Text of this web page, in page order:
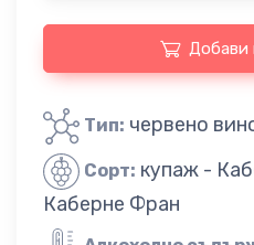
Добави
Тип: червено
Сорт: купаж -
Каберне Фран